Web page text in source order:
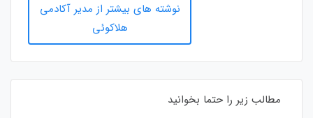
نوشته های بیشتر از مدیر آکادمی
هلاکوئی
مطالب زیر را حتما بخوانید